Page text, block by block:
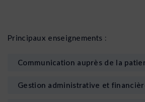
Principaux enseignements :
Communication auprès de la
Gestion administrative et